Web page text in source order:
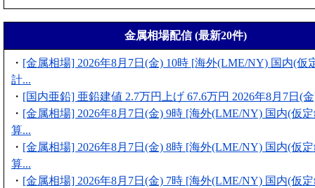
金属相場配信 (最新20件)
・ [金属相場] 2026年8月7日(金) 10時 [海外(LME/NY) 国内(仮
計...
・ [国内亜鉛] 亜鉛建値 2.7万円上げ 67.6万円 2026年8月7日(
・ [金属相場] 2026年8月7日(金) 9時 [海外(LME/NY) 国内(仮
算...
・ [金属相場] 2026年8月7日(金) 8時 [海外(LME/NY) 国内(仮
算...
・ [金属相場] 2026年8月7日(金) 7時 [海外(LME/NY) 国内(仮